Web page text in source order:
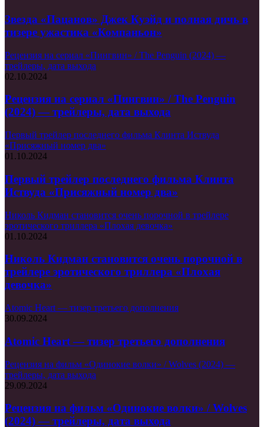
Звезда «Пацанов» Джек Куэйд и полная дичь в
тизере ужастика «Компаньон»
Рецензия на сериал «Пингвин» / The Penguin (2024) —
трейлеры, дата выхода
02.10.2024
Рецензия на сериал «Пингвин» / The Penguin
(2024) — трейлеры, дата выхода
Первый трейлер последнего фильма Клинта Иствуда
«Присяжный номер два»
01.10.2024
Первый трейлер последнего фильма Клинта
Иствуда «Присяжный номер два»
Николь Кидман становится очень порочной в трейлере
эротического триллера «Плохая девочка»
01.10.2024
Николь Кидман становится очень порочной в
трейлере эротического триллера «Плохая
девочка»
Atomic Heart — тизер третьего дополнения
30.09.2024
Atomic Heart — тизер третьего дополнения
Рецензия на фильм «Одинокие волки» / Wolves (2024) —
трейлеры, дата выхода
29.09.2024
Рецензия на фильм «Одинокие волки» / Wolves
(2024) — трейлеры, дата выхода